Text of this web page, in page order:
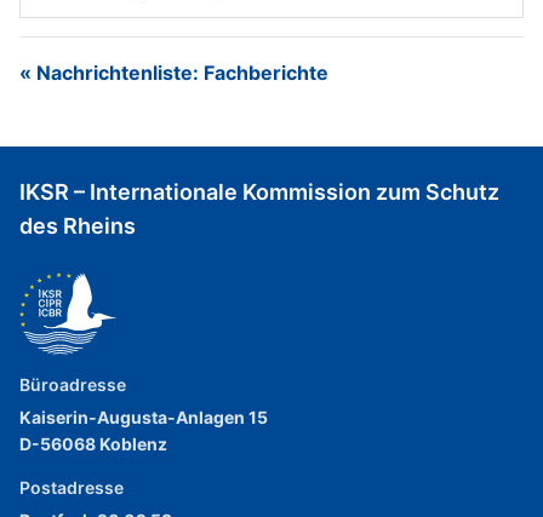
« Nachrichtenliste: Fachberichte
IKSR – Internationale Kommission zum Schutz
des Rheins
Büroadresse
Kaiserin-Augusta-Anlagen 15
D-56068 Koblenz
Postadresse